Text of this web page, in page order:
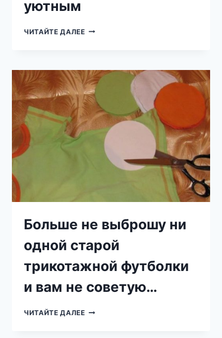
уютным
ЧИТАЙТЕ ДАЛЕЕЗАМЕЧАТЕЛЬНЫЕ
СПОСОБЫ
ПОДВЕШИВАНИЯ
ШТОР
НА
КАРНИЗ
СДЕЛАЮТ
ВАШ
НАСТОЯЩЕМУ
Больше не выброшу ни
одной старой
трикотажной футболки
и вам не советую…
ЧИТАЙТЕ ДАЛЕЕБОЛЬШЕ